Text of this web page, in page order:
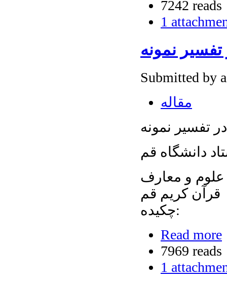
7242 reads
1
نمونه
Submitted by
مقاله
تفسیر نمونه
علوم و معارف
قرآن کریم قم
چکیده:
Read more
7969 reads
1